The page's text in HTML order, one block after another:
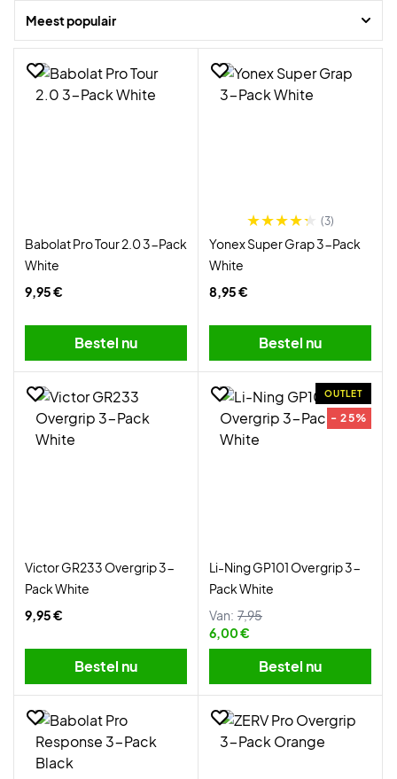
De campagne is tijdelijk, dus mis deze kans niet.
Meest populair
Babolat Pro Tour 2.0 3-Pack
White
9,95 €
Bestel nu
(3)
Yonex Super Grap 3-Pack
White
8,95 €
Bestel nu
Victor GR233 Overgrip 3-
Pack White
9,95 €
Bestel nu
OUTLET
- 25%
Li-Ning GP101 Overgrip 3-
Pack White
Van: 7,95
6,00 €
Bestel nu